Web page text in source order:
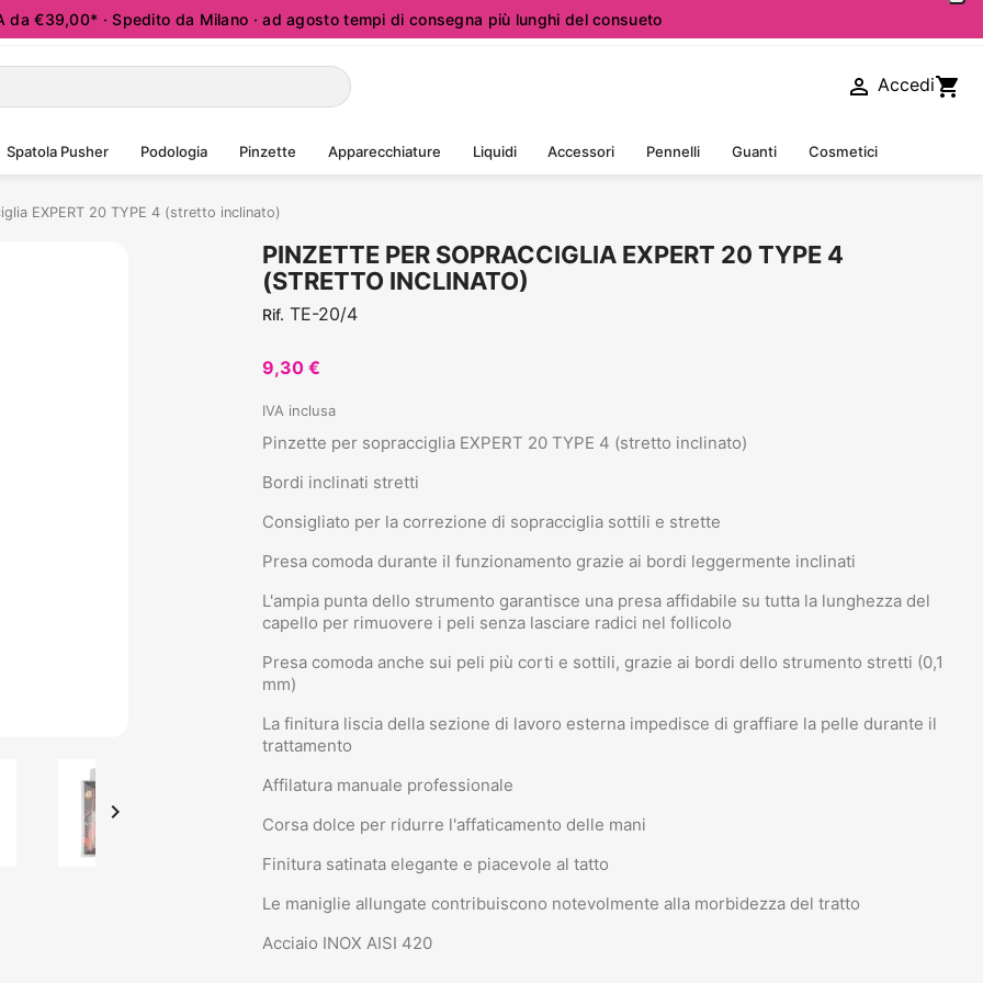
da €39,00* · Spedito da Milano · ad agosto tempi di consegna più lunghi del consueto
 Accedishopping_cart
Spatola Pusher Podologia Pinzette Apparecchiature Liquidi Accessori Pennelli Guanti Cosmetici
EXPERT 20 TYPE 4 (stretto inclinato)

PINZETTE PER SOPRACCIGLIA EXPERT 20 TYPE 4
(STRETTO INCLINATO)
Rif. TE-20/4
9,30 €
IVA inclusa
Pinzette per sopracciglia EXPERT 20 TYPE 4 (stretto inclinato)
Bordi inclinati stretti
Consigliato per la correzione di sopracciglia sottili e strette
Presa comoda durante il funzionamento grazie ai bordi leggermente inclinati
L'ampia punta dello strumento garantisce una presa affidabile su tutta la lunghezza del
capello per rimuovere i peli senza lasciare radici nel follicolo
Presa comoda anche sui peli più corti e sottili, grazie ai bordi dello strumento stretti (0,1
mm)
La finitura liscia della sezione di lavoro esterna impedisce di graffiare la pelle durante il
trattamento
Affilatura manuale professionale
Corsa dolce per ridurre l'affaticamento delle mani
Finitura satinata elegante e piacevole al tatto
Le maniglie allungate contribuiscono notevolmente alla morbidezza del tratto
Acciaio INOX AISI 420